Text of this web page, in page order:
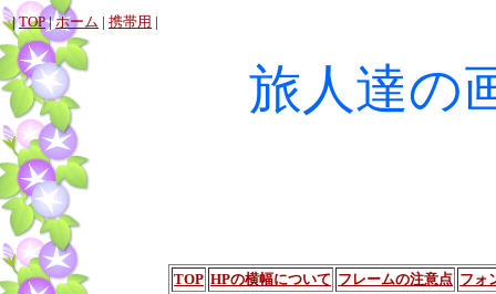
|TOP|ホーム | 携帯用 |
旅人達の
TOP HPの横幅について フレームの注意点 フォ